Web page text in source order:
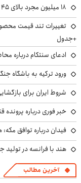
۱۸ میلیون مجرد بالای ۴۵ سال؟ باید نشانه‌های بحران اجتماعی را جدی گرفت
+جدول
ادعای سنتکام درباره محاصره
ورود ترکیه به باشگاه
شروط ایران برای
خبر فوری درباره
فیدان درباره توافق
هند با فرانسه در تولید
آخرین مطالب